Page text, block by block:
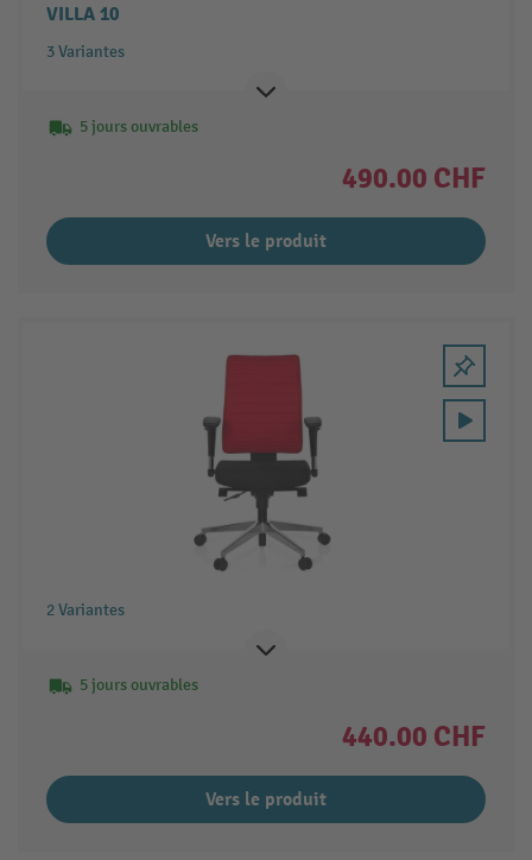
VILLA 10
3 Variantes
5 jours ouvrables
490.00 CHF
Vers le produit
2 Variantes
5 jours ouvrables
440.00 CHF
Vers le produit